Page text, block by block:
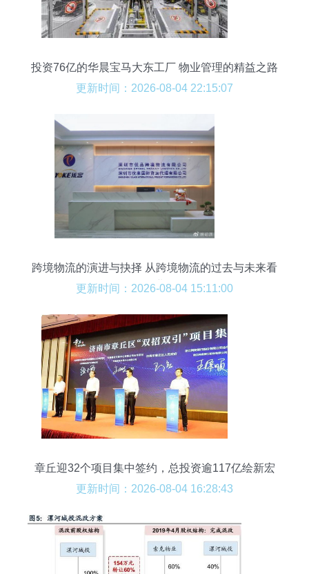
投资76亿的华晨宝马大东工厂 物业管理的精益之路
更新时间：2026-08-04 22:15:07
跨境物流的演进与抉择 从跨境物流的过去与未来看
投资物业管理
更新时间：2026-08-04 15:11:00
章丘迎32个项目集中签约，总投资逾117亿绘新宏
图
更新时间：2026-08-04 16:28:43